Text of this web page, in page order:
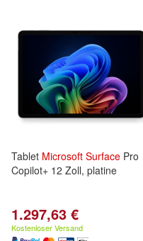
Tablet Microsoft Surface Pro
Copilot+ 12 Zoll, platine
1.297,63 €
Kostenloser Versand